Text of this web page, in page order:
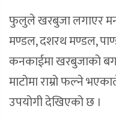
फुलुले खरबुजा लगाएर
मण्डल, दशरथ मण्डल,
कनकाईमा खरबुजाको
माटोमा राम्रो फल्ने
उपयोगी देखिएको छ ।